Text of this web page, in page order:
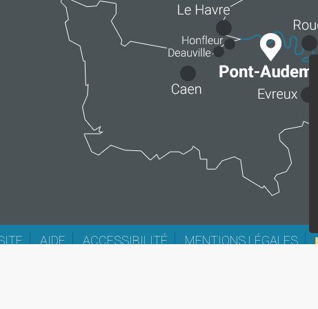
AIDE ACCESSIBILITÉ MENTIONS LÉGALES